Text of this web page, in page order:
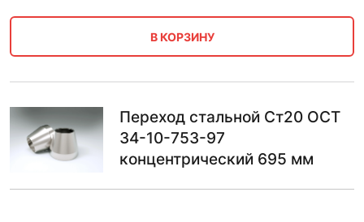
В КОРЗИНУ
Переход стальной Ст20 ОСТ
34-10-753-97
концентрический 695 мм